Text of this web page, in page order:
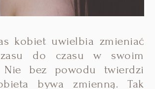
kobiet uwielbia zmieniać
do czasu w swoim
Nie bez powodu twierdzi
bywa zmienną. Tak